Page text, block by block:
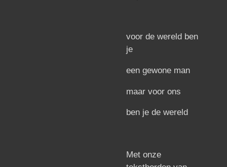
voor de wereld ben
je
een gewone man
maar voor ons
ben je de wereld
Met onze